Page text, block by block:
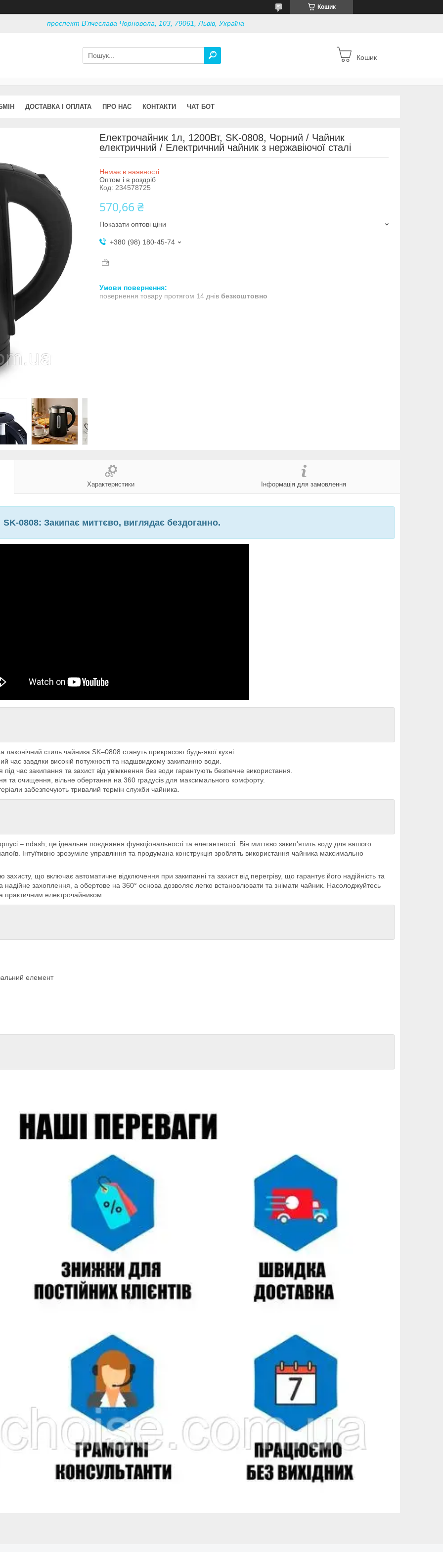
Кошик
проспект В'ячеслава Чорновола, 103, 79061, Львів, Україна
Кошик
ДОСТАВКА І ОПЛАТА ПРО НАС КОНТАКТИ ЧАТ БОТ
Електрочайник 1л, 1200Вт, SK-0808, Чорний / Чайник
електричний / Електричний чайник з нержавіючої сталі
Немає в наявності
Оптом і в роздріб
Код: 234578725
570,66 ₴
Показати оптові ціни
+380 (98) 180-45-74
повернення товару протягом 14 днів безкоштовно
Характеристики Інформація для замовлення
SK-0808: Закипає миттєво, виглядає бездоганно.
лаконічний стиль чайника SK–0808 стануть прикрасою будь-якої кухні.
час завдяки високій потужності та надшвидкому закипанню води.
час закипання та захист від увімкнення без води гарантують безпечне використання.
та очищення, вільне обертання на 360 градусів для максимального комфорту.
забезпечують тривалий термін служби чайника.
– ndash; це ідеальне поєднання функціональності та елегантності. Він миттєво закип'ятить воду для вашого
Інтуїтивно зрозуміле управління та продумана конструкція зроблять використання чайника максимально
що включає автоматичне відключення при закипанні та захист від перегріву, що гарантує його надійність та
надійне захоплення, а обертове на 360° основа дозволяє легко встановлювати та знімати чайник. Насолоджуйтесь
практичним електрочайником.
елемент